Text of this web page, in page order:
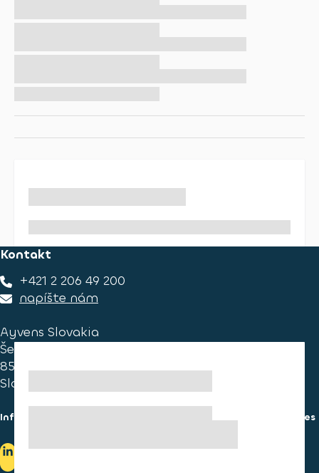
Kontakt
+421 2 206 49 200
napíšte nám
Ayvens Slovakia
Ševčenkova 34
851 01 Bratislava
Slovakia
Informácie pre spotrebiteľa Informácie o používaní cookies